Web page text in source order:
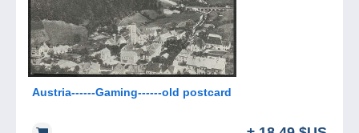
Austria------Gaming------old postcard